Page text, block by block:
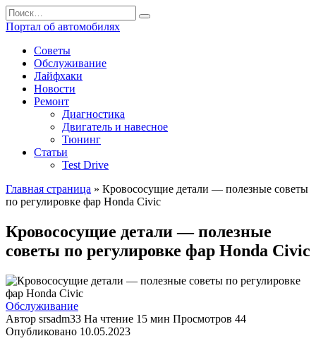
Перейти
к
содержанию
Search
for:
Портал об автомобилях
Советы
Обслуживание
Лайфхаки
Новости
Ремонт
Диагностика
Двигатель и навесное
Тюнинг
Статьи
Test Drive
Главная страница » Кровососущие детали — полезные советы
по регулировке фар Honda Civic
Кровососущие детали — полезные
советы по регулировке фар Honda Civic
Обслуживание
Автор srsadm33 На чтение 15 мин Просмотров 44
Опубликовано 10.05.2023